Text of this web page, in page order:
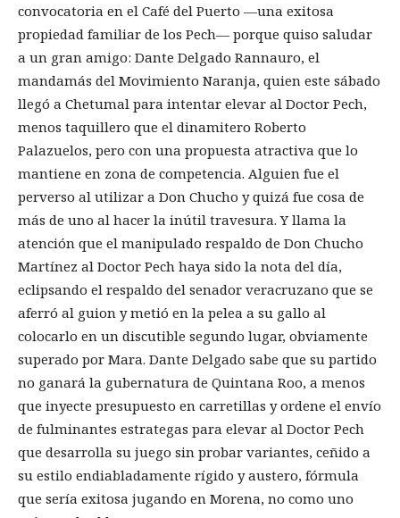
convocatoria en el Café del Puerto —una exitosa
propiedad familiar de los Pech— porque quiso saludar
a un gran amigo: Dante Delgado Rannauro, el
mandamás del Movimiento Naranja, quien este sábado
llegó a Chetumal para intentar elevar al Doctor Pech,
menos taquillero que el dinamitero Roberto
Palazuelos, pero con una propuesta atractiva que lo
mantiene en zona de competencia. Alguien fue el
perverso al utilizar a Don Chucho y quizá fue cosa de
más de uno al hacer la inútil travesura. Y llama la
atención que el manipulado respaldo de Don Chucho
Martínez al Doctor Pech haya sido la nota del día,
eclipsando el respaldo del senador veracruzano que se
aferró al guion y metió en la pelea a su gallo al
colocarlo en un discutible segundo lugar, obviamente
superado por Mara. Dante Delgado sabe que su partido
no ganará la gubernatura de Quintana Roo, a menos
que inyecte presupuesto en carretillas y ordene el envío
de fulminantes estrategas para elevar al Doctor Pech
que desarrolla su juego sin probar variantes, ceñido a
su estilo endiabladamente rígido y austero, fórmula
que sería exitosa jugando en Morena, no como uno